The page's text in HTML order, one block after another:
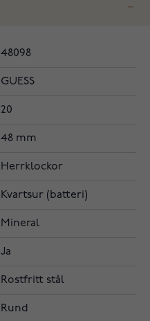
48098
GUESS
20
48 mm
Herrklockor
Kvartsur (batteri)
Mineral
Ja
Rostfritt stål
Rund